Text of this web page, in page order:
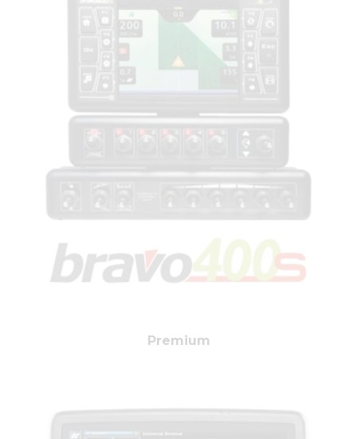
Premium